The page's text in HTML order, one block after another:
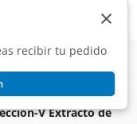
recibir tu pedido
×
Femenina
V Extracto de